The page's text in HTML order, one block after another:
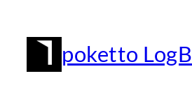
poketto